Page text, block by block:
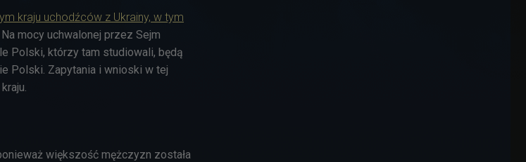
kraju uchodźców z Ukrainy, w tym
Na mocy uchwalonej przez Sejm
Polski, którzy tam studiowali, będą
Polski. Zapytania i wnioski w tej
większość mężczyzn została